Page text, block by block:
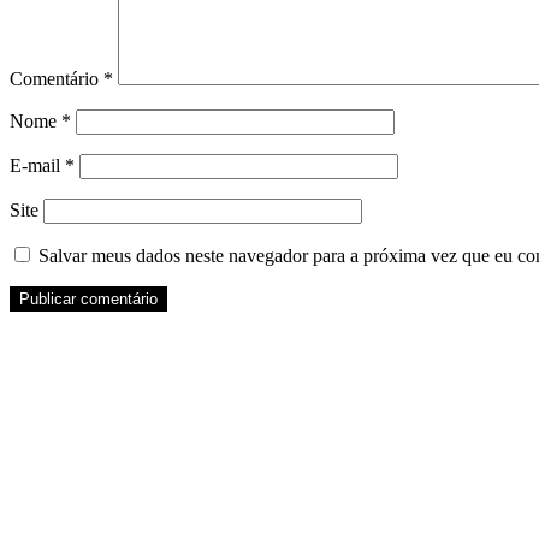
Comentário *
Nome *
E-mail *
Site
Salvar meus dados neste navegador para a próxima vez que eu